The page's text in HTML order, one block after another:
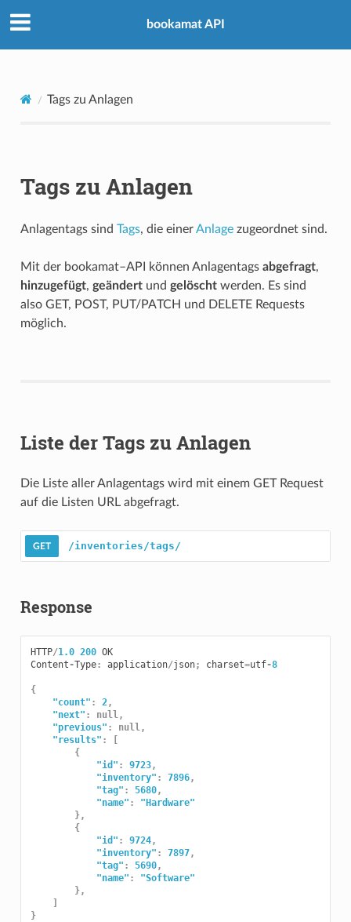
bookamat API
Tags zu Anlagen
Tags zu Anlagen
Anlagentags sind Tags, die einerAnlagezugeordnet sind.
Mit der bookamat–API können Anlagentags abgefragt,
hinzugefügt, geändertund gelöschtwerden. Es sind
also GET, POST, PUT/PATCH und DELETE Requests
möglich.
Liste der Tags zu Anlagen
Die Liste aller Anlagentags wird mit einem GET Request
auf die Listen URL abgefragt.
/inventories/tags/
Response
HTTP/1.0 200 OK
Content-Type: application/json; charset=utf-8
{
"count" : 2,
"next" : null,
"previous" : null,
"results" :
[
{
"id" : 9723,
"inventory" : 7896,
"tag" : 5680,
"name" :
"Hardware"
},
{
"id" : 9724,
"inventory" : 7897,
"tag" : 5690,
"name" :
"Software"
},
]
}